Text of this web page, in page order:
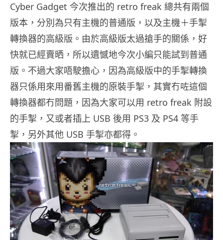
Cyber Gadget 今次推出的 retro freak 總共有兩個
版本，分別為只有主機的普通版，以及主機＋手掣
轉換器的高級版。由於高級版太過搶手的關係，好
快就已經賣晒，所以遺憾地今次小編只能試到普通
版。不過大家唔駛擔心，因為高級版中的手掣轉換
器只係用來用番舊主機的原裝手掣，其實冇咗這個
轉換器都冇問題，因為大家可以用 retro freak 附設
的手掣，又或者插上 USB 後用 PS3 及 PS4 等手
掣，另外其他 USB 手掣亦都得。